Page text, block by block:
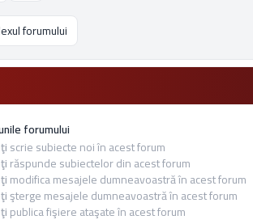
forumului
forumului
scrie subiecte noi în acest forum
răspunde subiectelor din acest forum
modifica mesajele dumneavoastră în acest forum
şterge mesajele dumneavoastră în acest forum
publica fişiere ataşate în acest forum